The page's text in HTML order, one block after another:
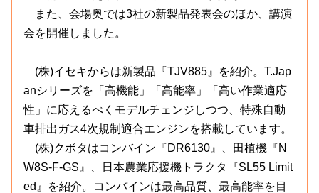
また、会場奥では3社の新製品発表会のほか、講演
会を開催しました。
(株)イセキからは新製品『TJV885』を紹介。T.Jap
anシリーズを「高機能」「高能率」「高い作業適応
性」に応えるべくモデルチェンジしつつ、特殊自動
車排出ガス4次規制適合エンジンを搭載しています。
(株)クボタはコンバイン『DR6130』、田植機『N
W8S-F-GS』、日本農業応援機トラクタ『SL55 Limit
ed』を紹介。コンバインは最高品質、最高能率を目